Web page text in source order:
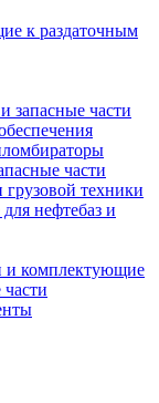
к раздаточным
запасные части
части
грузовой техники
нефтебаз и
и комплектующие